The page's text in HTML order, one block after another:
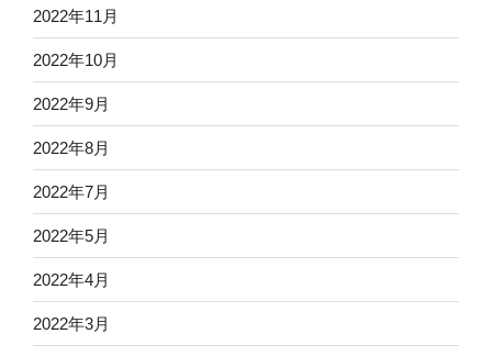
2022年11月
2022年10月
2022年9月
2022年8月
2022年7月
2022年5月
2022年4月
2022年3月